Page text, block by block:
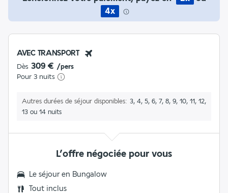
4x
AVEC TRANSPORT
Dès 309 € /pers
Pour 3 nuits
Autres durées de séjour disponibles
3, 4, 5, 6, 7, 8, 9, 10, 11, 12,
13 ou 14 nuits
L’offre négociée pour vous
Le séjour en Bungalow
Tout inclus